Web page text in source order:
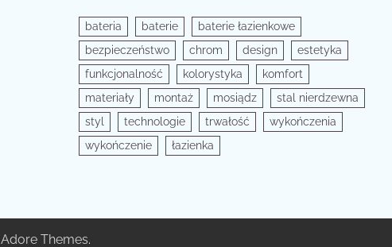
bateria baterie
baterie łazienkowe
bezpieczeństwo
chrom design
estetyka
funkcjonalność
kolorystyka
komfort
materiały
montaż mosiądz
stal nierdzewna
styl
technologie trwałość
wykończenia
wykończenie
łazienka
Adore Themes.